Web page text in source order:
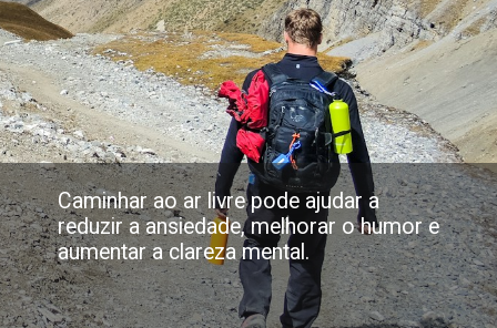
Caminhar ao ar livre pode ajudar a
reduzir a ansiedade, melhorar o humor e
aumentar a clareza mental.